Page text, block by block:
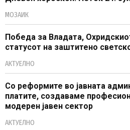
МОЗАИК
Победа за Владата,
статусот на заштитено
АКТУЕЛНО
Со реформите во јавната
платите, создаваме
модерен јавен сектор
АКТУЕЛНО